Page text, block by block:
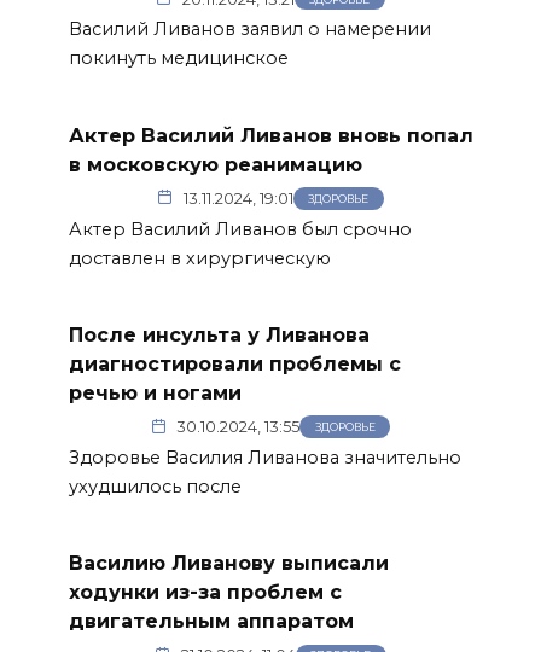
Василий Ливанов заявил о намерении
покинуть медицинское
Актер Василий Ливанов вновь попал
в московскую реанимацию
13.11.2024, 19:01 ЗДОРОВЬЕ
Актер Василий Ливанов был срочно
доставлен в хирургическую
После инсульта у Ливанова
диагностировали проблемы с
речью и ногами
30.10.2024, 13:55 ЗДОРОВЬЕ
Здоровье Василия Ливанова значительно
ухудшилось после
Василию Ливанову выписали
ходунки из-за проблем с
двигательным аппаратом